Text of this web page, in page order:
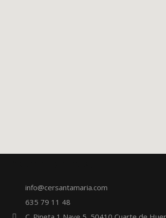
info@cersantamaria.com
635 79 11 48